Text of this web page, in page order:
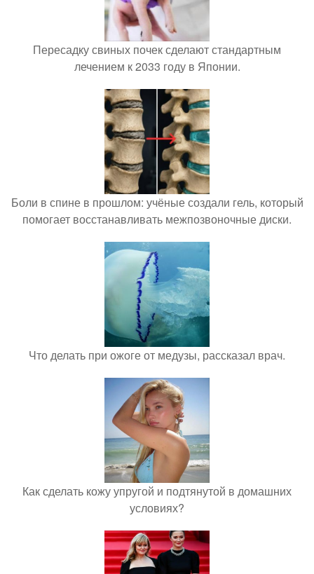
Пересадку свиных почек сделают стандартным
лечением к 2033 году в Японии.
Боли в спине в прошлом: учёные создали гель, который
помогает восстанавливать межпозвоночные диски.
Что делать при ожоге от медузы, рассказал врач.
Как сделать кожу упругой и подтянутой в домашних
условиях?